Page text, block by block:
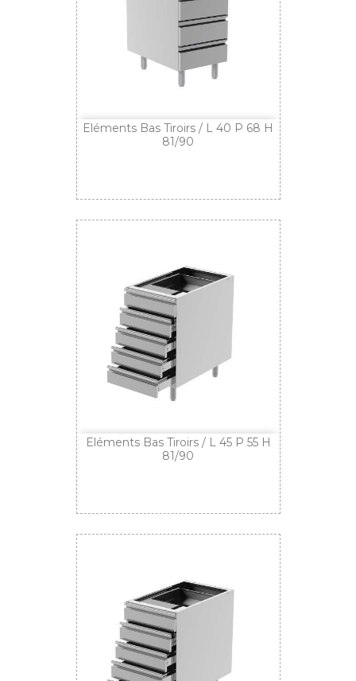
Eléments Bas Tiroirs / L 40 P 68 H
81/90
Eléments Bas Tiroirs / L 45 P 55 H
81/90